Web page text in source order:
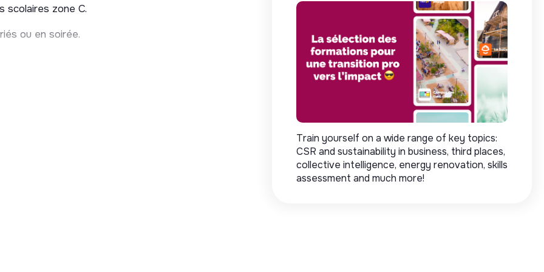
scolaires zone C.
ou en soirée.
Train yourself on a wide range of key topics:
CSR and sustainability in business, third places,
collective intelligence, energy renovation, skills
assessment and much more!